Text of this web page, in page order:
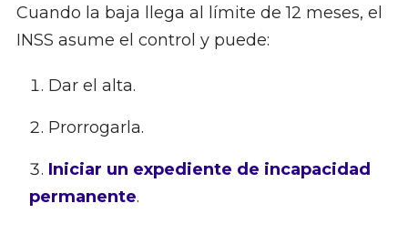
Cuando la baja llega al límite de 12 meses, el
INSS asume el control y puede:
Dar el alta.
Prorrogarla.
Iniciar un expediente de incapacidad
permanente.